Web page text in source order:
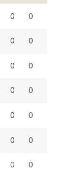
0 0
0 0
0 0
0 0
0 0
0 0
0 0